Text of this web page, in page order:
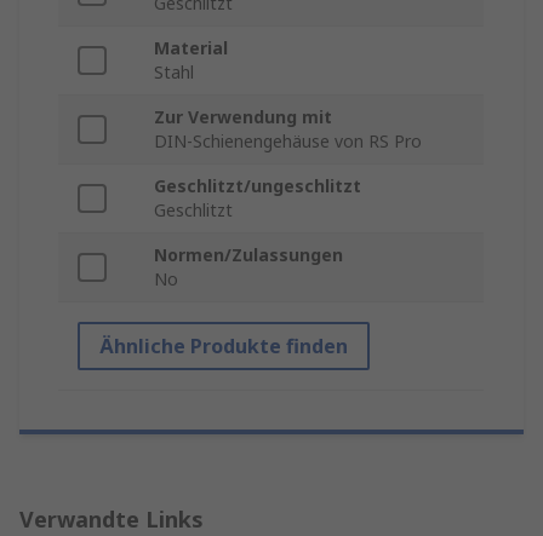
Material
Stahl
Zur Verwendung mit
DIN-Schienengehäuse von RS Pro
Geschlitzt/ungeschlitzt
Geschlitzt
Normen/Zulassungen
No
Ähnliche Produkte finden
Verwandte Links